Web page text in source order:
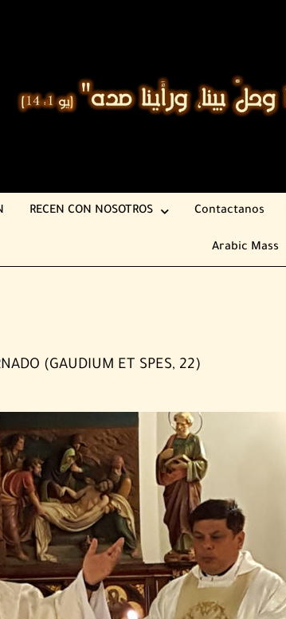
RECEN CON NOSOTROS Contactanos
Arabic Mass
(GAUDIUM ET SPES, 22)